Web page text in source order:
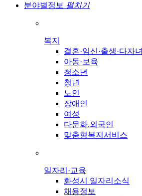
분야별정보 펼치기
복지
결혼·임신·출생·다자녀
아동·보육
청소년
청년
노인
장애인
여성
다문화.외국인
맞춤형복지서비스
일자리·교육
화성시 일자리소식
채용정보